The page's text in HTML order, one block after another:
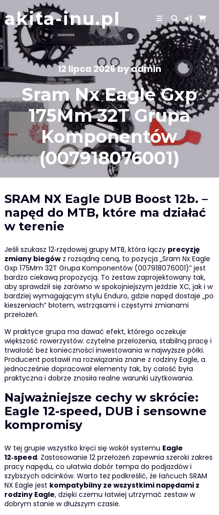
to
content
akita-inu.pl
12 lipca 2026byadmin
Sram Nx Eagle Gxp
175Mm 32T Grupa
Komponentów
(007918076001)
SRAM NX Eagle DUB Boost 12b. –
napęd do MTB, które ma działać
w terenie
Jeśli szukasz 12‑rzędowej grupy MTB, która łączy precyzję
zmiany biegówz rozsądną ceną, to pozycja „Sram Nx Eagle
Gxp 175Mm 32T Grupa Komponentów (007918076001)” jest
bardzo ciekawą propozycją. To zestaw zaprojektowany tak,
aby sprawdził się zarówno w spokojniejszym jeździe XC, jak i w
bardziej wymagającym stylu Enduro, gdzie napęd dostaje „po
kieszeniach” błotem, wstrząsami i częstymi zmianami
przełożeń.
W praktyce grupa ma dawać efekt, którego oczekuje
większość rowerzystów: czytelne przełożenia, stabilną pracę i
trwałość bez konieczności inwestowania w najwyższe półki.
Producent postawił na rozwiązania znane z rodziny Eagle, a
jednocześnie dopracował elementy tak, by całość była
praktyczna i dobrze znosiła realne warunki użytkowania.
Najważniejsze cechy w skrócie:
Eagle 12-speed, DUB i sensowne
kompromisy
W tej grupie wszystko kręci się wokół systemu Eagle
12‑speed. Zastosowanie 12 przełożeń zapewnia szeroki zakres
pracy napędu, co ułatwia dobór tempa do podjazdów i
szybszych odcinków. Warto też podkreślić, że łańcuch SRAM
NX Eagle jest kompatybilny ze wszystkimi napędami z
rodziny Eagle, dzięki czemu łatwiej utrzymać zestaw w
dobrym stanie w dłuższym czasie.